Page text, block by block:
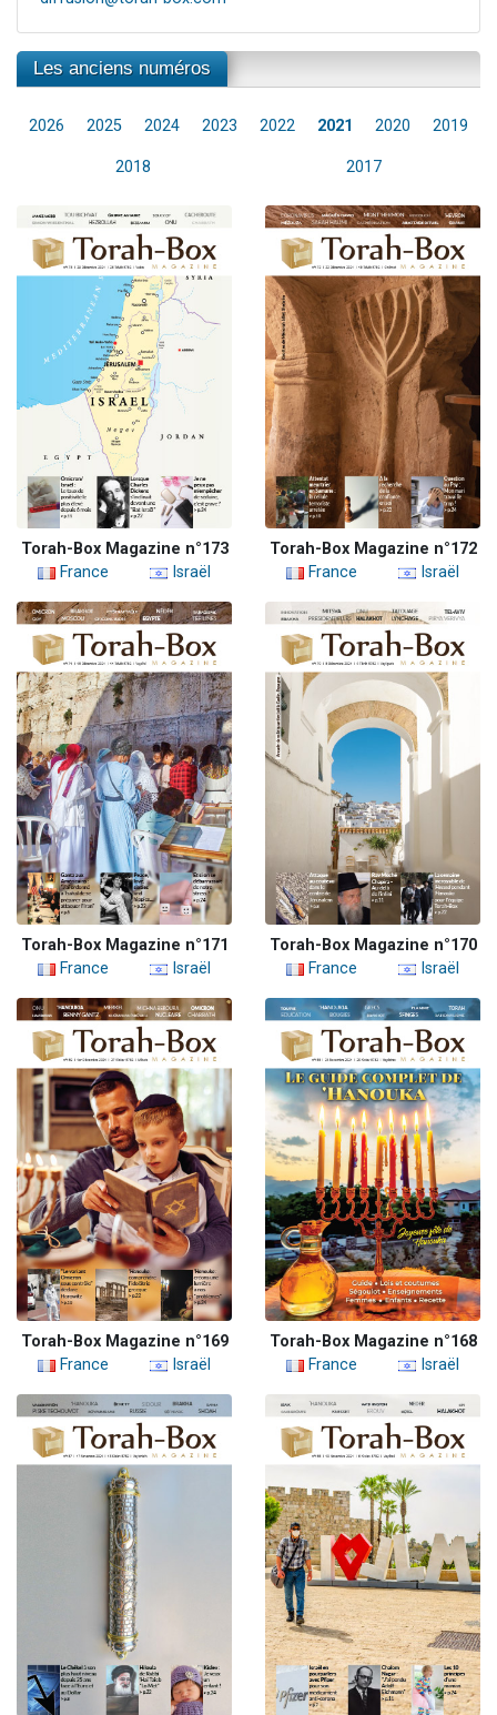
Les anciens numéros
2026 2025 2024 2023 2022 2021 2020 2019
2018 2017
Torah-Box Magazine n°173
France
Israël
Torah-Box Magazine n°172
France
Israël
Torah-Box Magazine n°171
France
Israël
Torah-Box Magazine n°170
France
Israël
Torah-Box Magazine n°169
France
Israël
Torah-Box Magazine n°168
France
Israël